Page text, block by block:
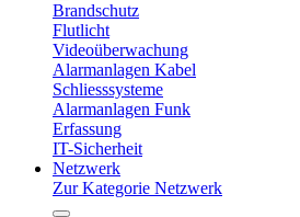
Brandschutz
Flutlicht
Videoüberwachung
Alarmanlagen Kabel
Schliesssysteme
Alarmanlagen Funk
Erfassung
IT-Sicherheit
Netzwerk
Zur Kategorie Netzwerk